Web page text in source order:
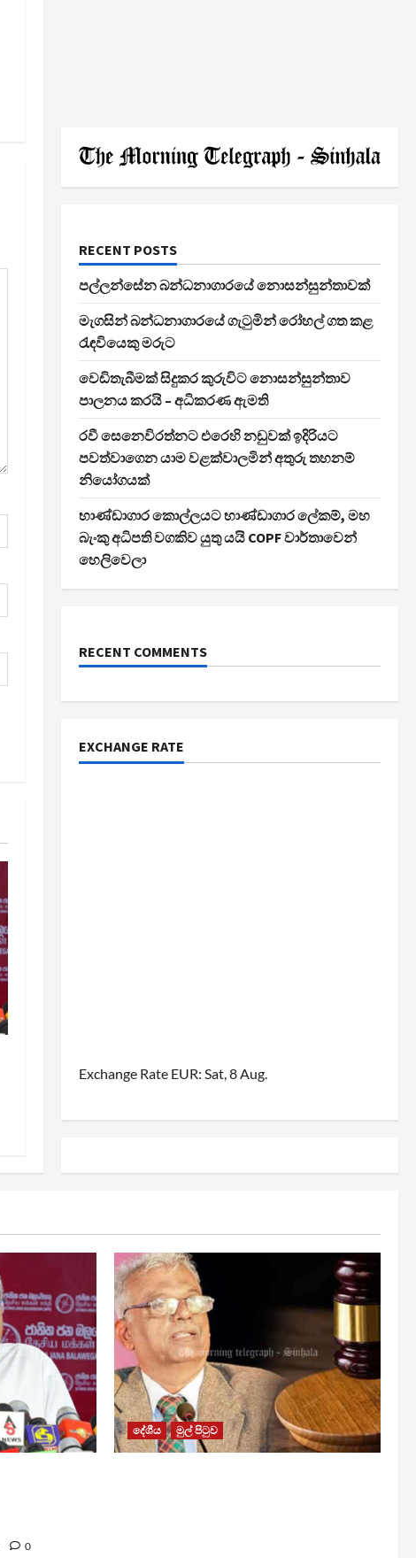
RECENT POSTS
පල්ලන්සේන බන්ධනාගාරයේ නොසන්සුන්තාවක්
මැගසින් බන්ධනාගාරයේ ගැටුමින් රෝහල් ගත කළ
රැඳවියෙකු මරුට
වෙඩිතැබීමක් සිදුකර කුරුවිට නොසන්සුන්තාව
පාලනය කරයි – අධිකරණ ඇමති
රවී සෙනෙවිරත්නට එරෙහි නඩුවක් ඉදිරියට
පවත්වාගෙන යාම වළක්වාලමින් අතුරු තහනම්
නියෝගයක්
භාණ්ඩාගාර කොල්ලයට භාණ්ඩාගාර ලේකම්, මහ
බැංකු අධිපති වගකිව යුතු යයි COPF වාර්තාවෙන්
හෙලිවෙලා
RECENT COMMENTS
EXCHANGE RATE
Exchange Rate EUR: Sat, 8 Aug.
0
දේශීය මුල් පිටුව